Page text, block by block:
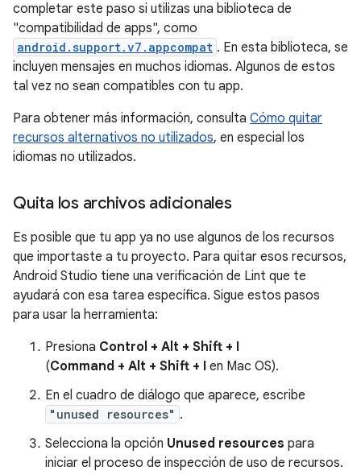
completar este paso si utilizas una biblioteca de
"compatibilidad de apps", como
android.support.v7.appcompat . En esta biblioteca, se
incluyen mensajes en muchos idiomas. Algunos de estos
tal vez no sean compatibles con tu app.
Para obtener más información, consulta Cómo quitar
recursos alternativos no utilizados, en especial los
idiomas no utilizados.
Quita los archivos adicionales
Es posible que tu app ya no use algunos de los recursos
que importaste a tu proyecto. Para quitar esos recursos,
Android Studio tiene una verificación de Lint que te
ayudará con esa tarea específica. Sigue estos pasos
para usar la herramienta:
Presiona Control + Alt + Shift + I
(Command + Alt + Shift + I en Mac OS).
En el cuadro de diálogo que aparece, escribe
"unused resources" .
Selecciona la opción Unused resources para
iniciar el proceso de inspección de uso de recursos.